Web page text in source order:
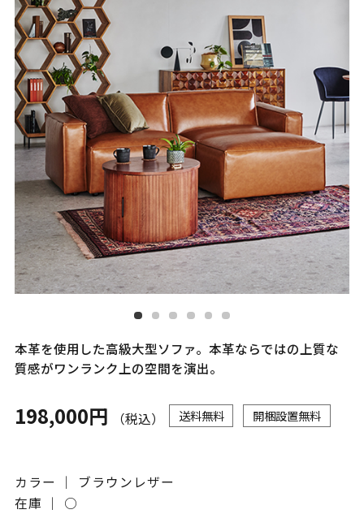
本革を使用した高級大型ソファ。本革ならではの上質な
質感がワンランク上の空間を演出。
198,000円 （税込） 送料無料 開梱設置無料
カラー ｜ ブラウンレザー
在庫 ｜ ○